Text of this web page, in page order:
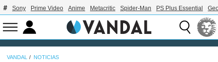
Sony Prime Video Anime Metacritic Spider-Man PS Plus Essential
VANDAL NOTICIAS